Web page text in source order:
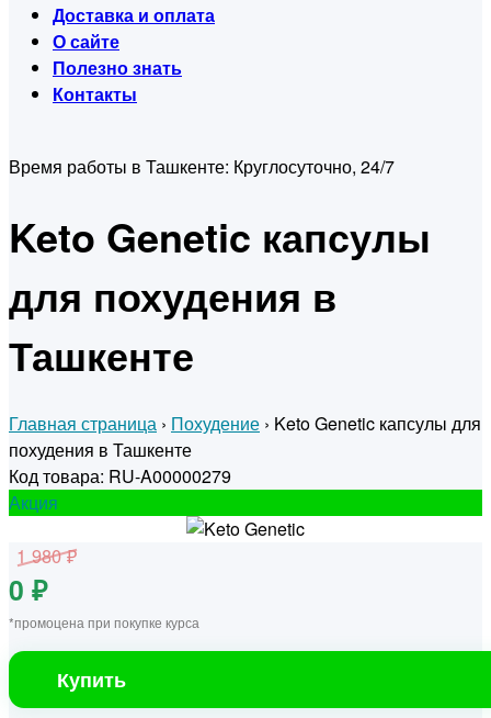
Доставка и оплата
О сайте
Полезно знать
Контакты
Время работы в Ташкенте: Круглосуточно, 24/7
Keto Genetic капсулы
для похудения в
Ташкенте
Главная страница › Похудение › Keto Genetic капсулы для
похудения в Ташкенте
Код товара: RU-A00000279
Акция
1 980 ₽
0 ₽
*промоцена при покупке курса
Купить